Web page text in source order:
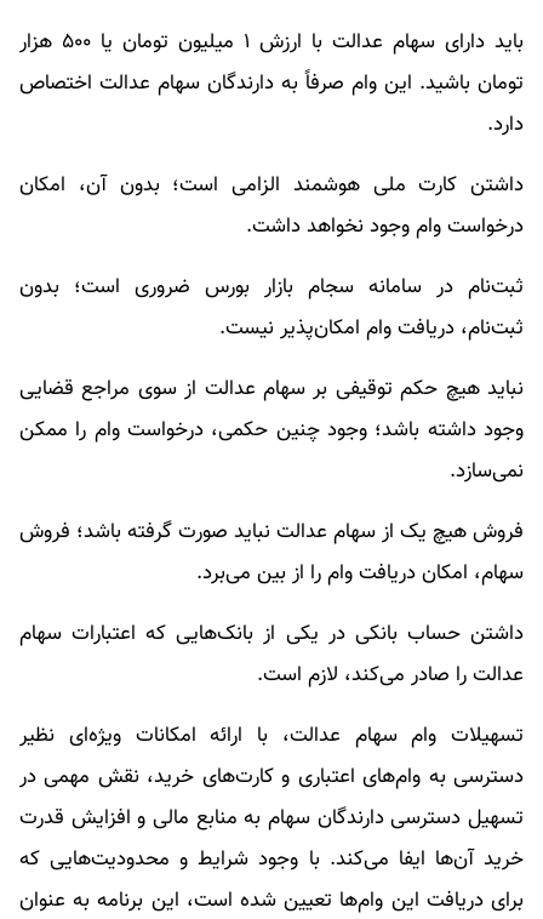
باید دارای سهام عدالت با ارزش ۱ میلیون تومان یا ۵۰۰ هزار
تومان باشید. این وام صرفاً به دارندگان سهام عدالت اختصاص
دارد.
داشتن کارت ملی هوشمند الزامی است؛ بدون آن، امکان
درخواست وام وجود نخواهد داشت.
ثبت‌نام در سامانه سجام بازار بورس ضروری است؛ بدون
ثبت‌نام، دریافت وام امکان‌پذیر نیست.
نباید هیچ حکم توقیفی بر سهام عدالت از سوی مراجع قضایی
وجود داشته باشد؛ وجود چنین حکمی، درخواست وام را ممکن
نمی‌سازد.
فروش هیچ یک از سهام عدالت نباید صورت گرفته باشد؛ فروش
سهام، امکان دریافت وام را از بین می‌برد.
داشتن حساب بانکی در یکی از بانک‌هایی که اعتبارات سهام
عدالت را صادر می‌کند، لازم است.
تسهیلات وام سهام عدالت، با ارائه امکانات ویژه‌ای نظیر
دسترسی به وام‌های اعتباری و کارت‌های خرید، نقش مهمی در
تسهیل دسترسی دارندگان سهام به منابع مالی و افزایش قدرت
خرید آن‌ها ایفا می‌کند. با وجود شرایط و محدودیت‌هایی که
برای دریافت این وام‌ها تعیین شده است، این برنامه به عنوان